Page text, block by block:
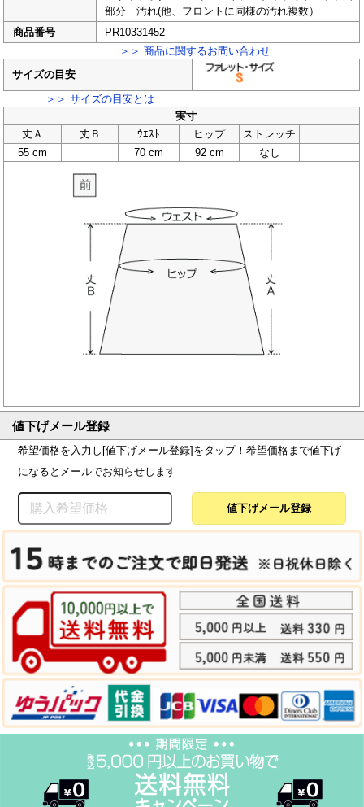
部分 汚れ(他、フロントに同様の汚れ複数）
商品番号
PR10331452
＞＞ 商品に関するお問い合わせ
サイズの目安
＞＞ サイズの目安とは
実寸
丈Ａ
丈Ｂ ｳｴｽﾄ ヒップ
ストレッチ
55 cm
70 cm 92 cm なし
値下げメール登録
希望価格を入力し[値下げメール登録]をタップ！希望価格まで値下げ
になるとメールでお知らせします